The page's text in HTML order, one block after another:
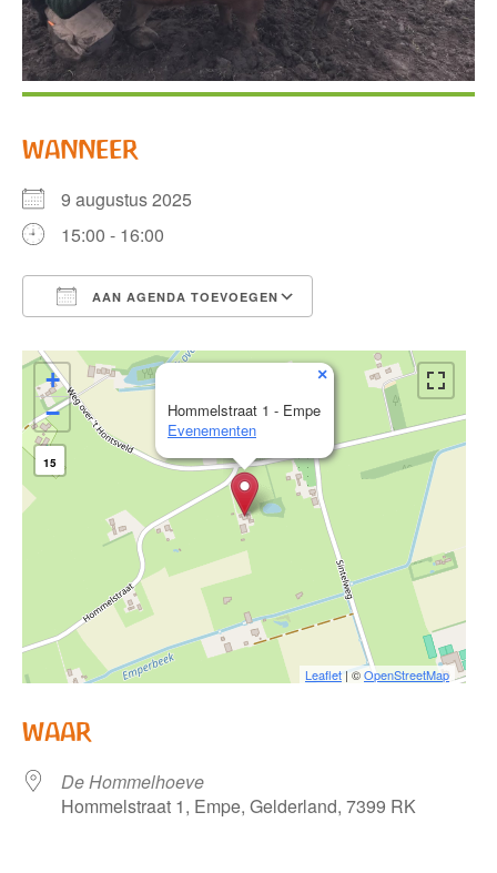
WANNEER
9 augustus 2025
15:00 - 16:00
AAN AGENDA TOEVOEGEN
Hommelstraat 1 - Empe
Evenementen
×
+
−
15
Leaflet | ©OpenStreetMap
WAAR
De Hommelhoeve
Hommelstraat 1, Empe, Gelderland, 7399 RK